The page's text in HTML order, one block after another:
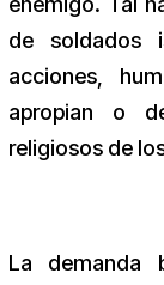
de soldados
acciones,
apropian o
religiosos de
La demanda